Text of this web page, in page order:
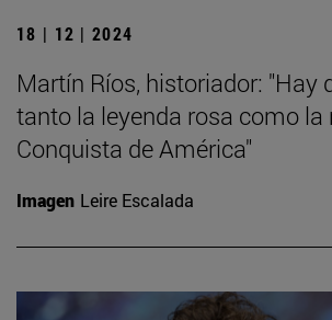
18 | 12 | 2024
Martín Ríos, historiador: "Hay
tanto la leyenda rosa como la
Conquista de América"
Imagen Leire Escalada